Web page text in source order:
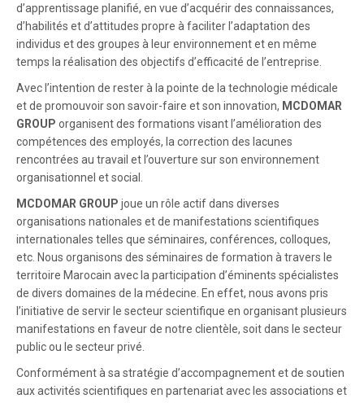
d’apprentissage planifié, en vue d’acquérir des connaissances,
d’habilités et d’attitudes propre à faciliter l’adaptation des
individus et des groupes à leur environnement et en même
temps la réalisation des objectifs d’efficacité de l’entreprise.
Avec l’intention de rester à la pointe de la technologie médicale
et de promouvoir son savoir-faire et son innovation, MCDOMAR
GROUP organisent des formations visant l’amélioration des
compétences des employés, la correction des lacunes
rencontrées au travail et l’ouverture sur son environnement
organisationnel et social.
MCDOMAR GROUP joue un rôle actif dans diverses
organisations nationales et de manifestations scientifiques
internationales telles que séminaires, conférences, colloques,
etc. Nous organisons des séminaires de formation à travers le
territoire Marocain avec la participation d’éminents spécialistes
de divers domaines de la médecine. En effet, nous avons pris
l’initiative de servir le secteur scientifique en organisant plusieurs
manifestations en faveur de notre clientèle, soit dans le secteur
public ou le secteur privé.
Conformément à sa stratégie d’accompagnement et de soutien
aux activités scientifiques en partenariat avec les associations et